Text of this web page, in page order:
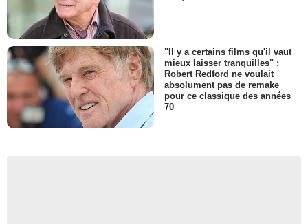
"Il y a certains films qu'il vaut
mieux laisser tranquilles" :
Robert Redford ne voulait
absolument pas de remake
pour ce classique des années
70